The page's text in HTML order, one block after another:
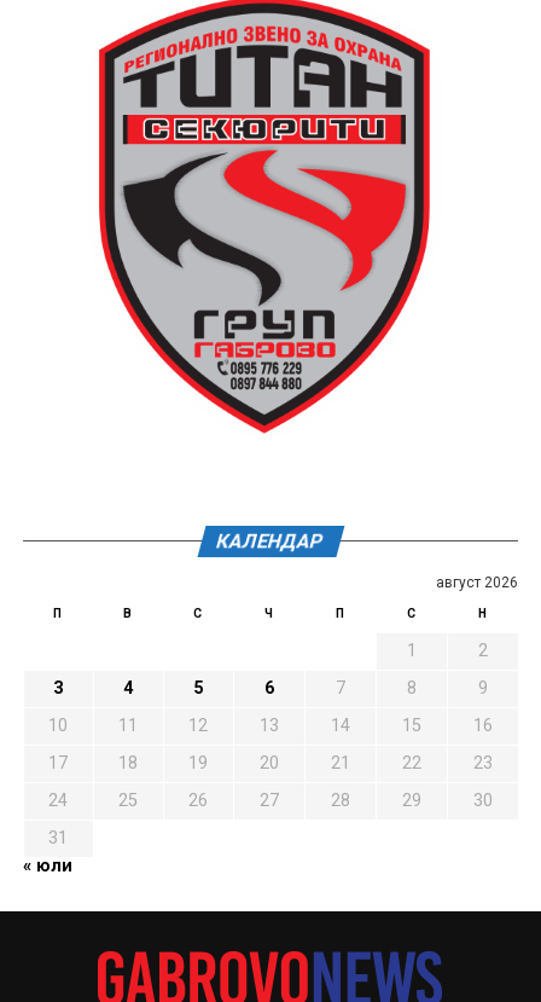
КАЛЕНДАР
август 2026
П В С Ч П С Н
1
2
3
4 5 6 7 8
9
10
11 12 13 14 15
16
17
18 19 20 21 22
23
24
25 26 27 28 29
30
31
« юли